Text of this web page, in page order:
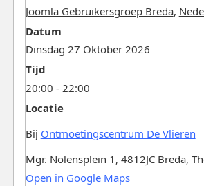
Joomla Gebruikersgroep Breda,
Datum
Dinsdag 27 Oktober 2026
Tijd
20:00 - 22:00
Locatie
Bij Ontmoetingscentrum De Vlieren
Mgr. Nolensplein 1, 4812JC Breda,
Open in Google Maps